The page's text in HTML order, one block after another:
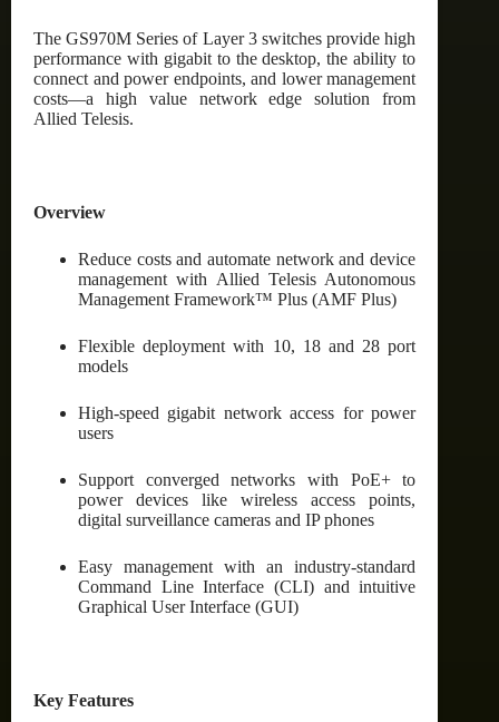
The GS970M Series of Layer 3 switches provide high
performance with gigabit to the desktop, the ability to
connect and power endpoints, and lower management
costs—a high value network edge solution from
Allied Telesis.
Overview
Reduce costs and automate network and device
management with Allied Telesis Autonomous
Management Framework™ Plus (AMF Plus)
Flexible deployment with 10, 18 and 28 port
models
High-speed gigabit network access for power
users
Support converged networks with PoE+ to
power devices like wireless access points,
digital surveillance cameras and IP phones
Easy management with an industry-standard
Command Line Interface (CLI) and intuitive
Graphical User Interface (GUI)
Key Features